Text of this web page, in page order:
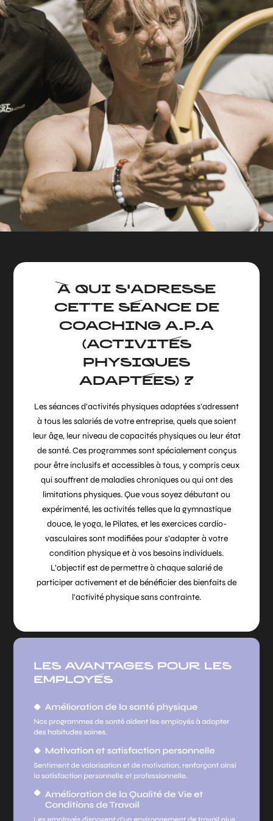
À QUI S'ADRESSE
CETTE SÉANCE DE
COACHING A.P.A
(ACTIVITÉS
PHYSIQUES
ADAPTÉES) ?
Les séances d’activités physiques adaptées s’adressent
à tous les salariés de votre entreprise, quels que soient
leur âge, leur niveau de capacités physiques ou leur état
de santé. Ces programmes sont spécialement conçus
pour être inclusifs et accessibles à tous, y compris ceux
qui souffrent de maladies chroniques ou qui ont des
limitations physiques. Que vous soyez débutant ou
expérimenté, les activités telles que la gymnastique
douce, le yoga, le Pilates, et les exercices cardio-
vasculaires sont modifiées pour s’adapter à votre
condition physique et à vos besoins individuels.
L’objectif est de permettre à chaque salarié de
participer activement et de bénéficier des bienfaits de
l’activité physique sans contrainte.